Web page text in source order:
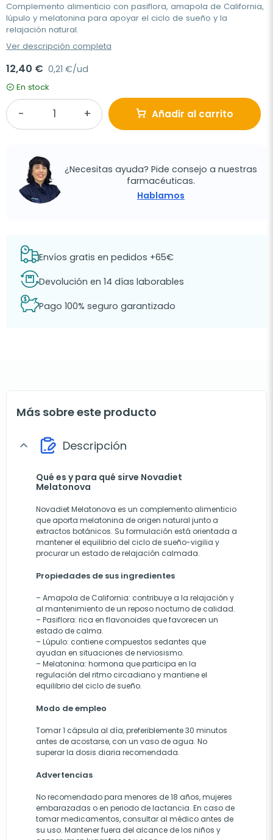
Complemento alimenticio con pasiflora, amapola de California,
lúpulo y melatonina para apoyar el ciclo de sueño y la
relajación natural.
Ver descripción completa
12,40 € 0,21 €/ud
En stock
Añadir al carrito
¿Necesitas ayuda? Pide consejo a nuestras
farmacéuticas.
Hablamos
Envíos gratis en pedidos +65€
Devolución en 14 días laborables
Pago 100% seguro garantizado
Más sobre este producto
expand_more Descripción
Qué es y para qué sirve Novadiet
Melatonova
Novadiet Melatonova es un complemento alimenticio
que aporta melatonina de origen natural junto a
extractos botánicos. Su formulación está orientada a
mantener el equilibrio del ciclo de sueño-vigilia y
procurar un estado de relajación calmada.
Propiedades de sus ingredientes
– Amapola de California: contribuye a la relajación y
al mantenimiento de un reposo nocturno de calidad.
– Pasiflora: rica en flavonoides que favorecen un
estado de calma.
– Lúpulo: contiene compuestos sedantes que
ayudan en situaciones de nerviosismo.
– Melatonina: hormona que participa en la
regulación del ritmo circadiano y mantiene el
equilibrio del ciclo de sueño.
Modo de empleo
Tomar 1 cápsula al día, preferiblemente 30 minutos
antes de acostarse, con un vaso de agua. No
superar la dosis diaria recomendada.
Advertencias
No recomendado para menores de 18 años, mujeres
embarazadas o en periodo de lactancia. En caso de
tomar medicamentos, consultar al médico antes de
su uso. Mantener fuera del alcance de los niños y